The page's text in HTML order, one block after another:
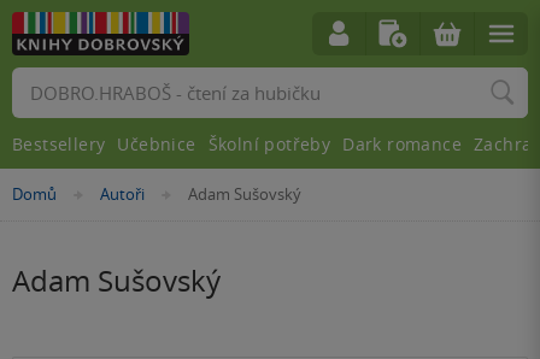
Nacházíte
Domů »Autoři »Adam Sušovský
Adam Sušovský
Vyhledávání
Bestsellery Učebnice Školní potřeby Dark romance